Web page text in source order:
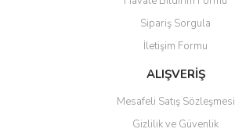
Ürün açıklamasında eksik bilgiler bulunuyor.
Ürün bilgilerinde hatalar bulunuyor.
Ürün fiyatı diğer sitelerden daha pahalı.
Bu ürüne benzer farklı alternatifler olmalı.
Sipariş Sorgula
İletişim Formu
ALIŞVERİŞ
Mesafeli Satış Sözleşmesi
Gizlilik ve Güvenlik